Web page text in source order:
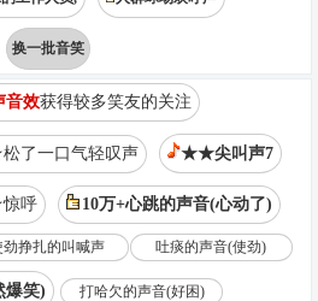
换一批音笑
音效获得较多笑友的关注
了一口气轻叹声 ★★尖叫声7
呼 10万+心跳的声音(心动了)
劲挣扎的叫喊声 吐痰的声音(使劲)
笑) 打哈欠的声音(好困)